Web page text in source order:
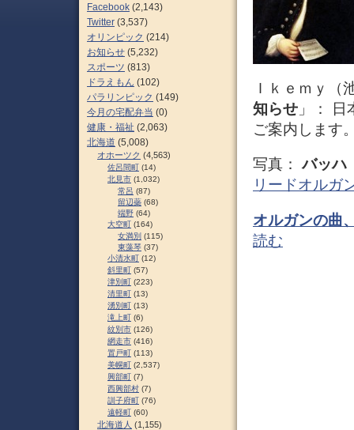
Ｉｋｅｍｙ（
知らせ 」：
ご案内します
写真：バッハ
リードオルガ
オルガンの曲
読む
Facebook (2,143)
Twitter (3,537)
オリンピック (214)
お知らせ (5,232)
スポーツ (813)
ドラえもん (102)
パラリンピック (149)
今月の宅配弁当 (0)
健康・福祉 (2,063)
北海道 (5,008)
オホーツク (4,563)
佐呂間町 (14)
北見市 (1,032)
常呂 (87)
留辺蘂 (68)
端野 (64)
大空町 (164)
女満別 (115)
東藻琴 (37)
小清水町 (12)
斜里町 (57)
津別町 (223)
清里町 (13)
湧別町 (13)
滝上町 (6)
紋別市 (126)
網走市 (416)
置戸町 (113)
美幌町 (2,537)
興部町 (7)
西興部村 (7)
訓子府町 (76)
遠軽町 (60)
北海道人 (1,155)